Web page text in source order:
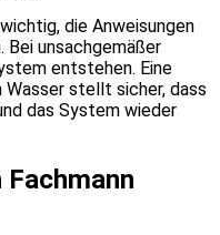
die Anweisungen
unsachgemäßer
entstehen. Eine
stellt sicher, dass
das System wieder
Fachmann